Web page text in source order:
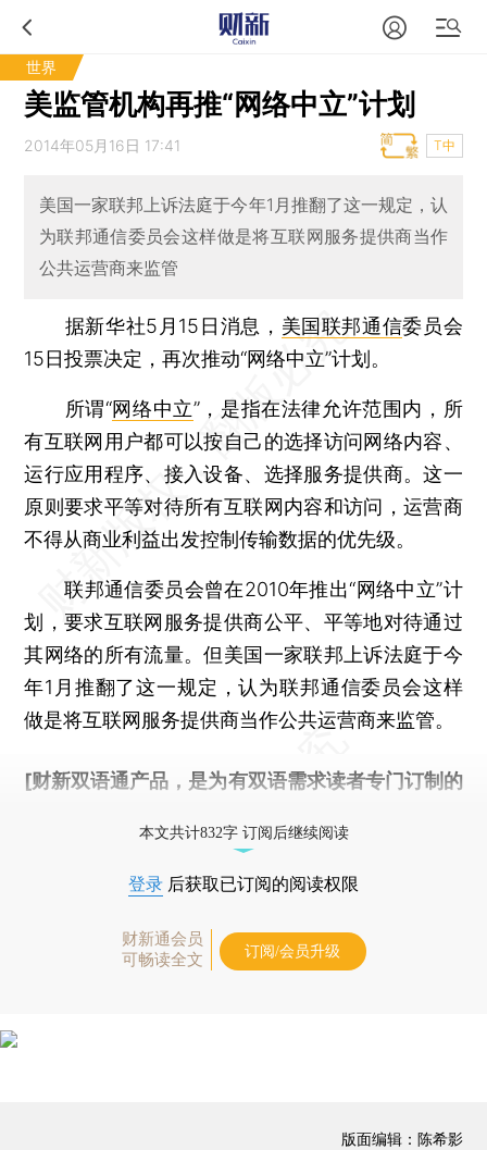
世界
美监管机构再推“网络中立”计划
2014年05月16日 17:41 T中
美国一家联邦上诉法庭于今年1月推翻了这一规定，认
为联邦通信委员会这样做是将互联网服务提供商当作
公共运营商来监管
据新华社5月15日消息， 美国联邦通信委员会
15日投票决定，再次推动“网络中立”计划。
所谓“网络中立”，是指在法律允许范围内，所
有互联网用户都可以按自己的选择访问网络内容、
运行应用程序、接入设备、选择服务提供商。这一
原则要求平等对待所有互联网内容和访问，运营商
不得从商业利益出发控制传输数据的优先级。
联邦通信委员会曾在2010年推出“网络中立”计
划，要求互联网服务提供商公平、平等地对待通过
其网络的所有流量。但美国一家联邦上诉法庭于今
年1月推翻了这一规定，认为联邦通信委员会这样
做是将互联网服务提供商当作公共运营商来监管。
[财新双语通产品，是为有双语需求读者专门订制的
本文共计832字 订阅后继续阅读
登录 后获取已订阅的阅读权限
财新通会员
可畅读全文
订阅/会员升级
版面编辑：陈希影